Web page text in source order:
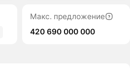
Макс. предложение
420 690 000 000